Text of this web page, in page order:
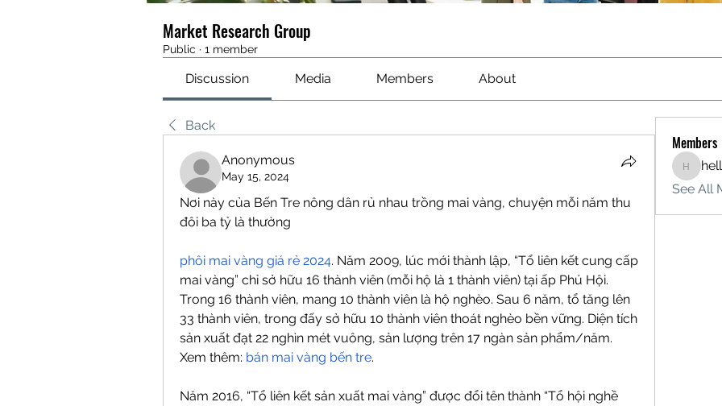
Market Research Group
Public · 1 member
Discussion Media Members About
Back
Anonymous
May 15, 2024
Nơi này của Bến Tre nông dân rủ nhau trồng mai vàng, chuyện mỗi năm thu
đôi ba tỷ là thường
phôi mai vàng giá rẻ 2024. Năm 2009, lúc mới thành lập, “Tổ liên kết cung cấp
mai vàng” chỉ sở hữu 16 thành viên (mỗi hộ là 1 thành viên) tại ấp Phú Hội.
Trong 16 thành viên, mang 10 thành viên là hộ nghèo. Sau 6 năm, tổ tăng lên
33 thành viên, trong đấy sở hữu 10 thành viên thoát nghèo bền vững. Diện tích
sản xuất đạt 22 nghìn mét vuông, sản lượng trên 17 ngàn sản phẩm/năm.
Xem thêm: bán mai vàng bến tre.
Năm 2016, “Tổ liên kết sản xuất mai vàng” được đổi tên thành “Tổ hội nghề
Members
See All